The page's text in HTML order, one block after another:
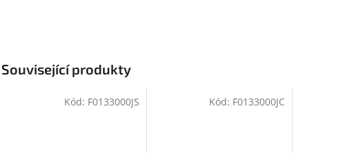
Související produkty
Kód: F0133000JS Kód: F0133000JC